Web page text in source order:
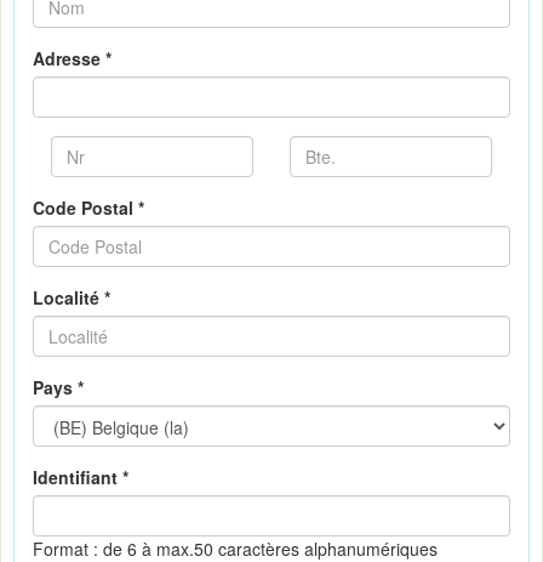
Adresse *
Code Postal *
Localité *
Pays *
Identifiant *
Format : de 6 à max.50 caractères alphanumériques